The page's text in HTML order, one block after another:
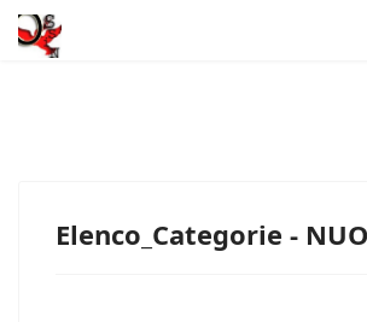
Elenco_Categorie -